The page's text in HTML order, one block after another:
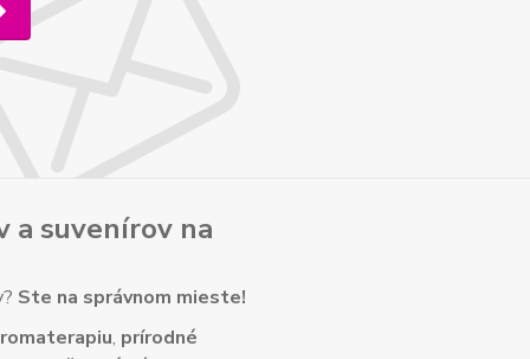
a suvenírov na
Ste na správnom mieste!
, prírodné